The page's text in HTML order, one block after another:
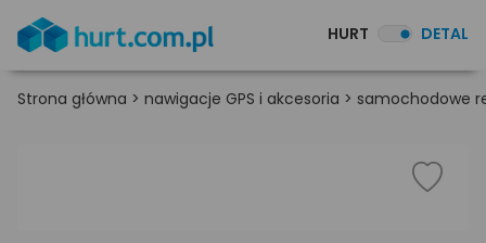
HURT DETAL
Strona główna > nawigacje GPS i akcesoria > samochodowe